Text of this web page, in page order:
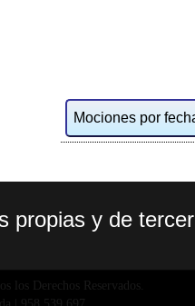
Mociones por
los Derechos Reservados.
propias y de